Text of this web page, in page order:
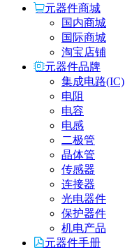
元器件商城
国内商城
国际商城
淘宝店铺
元器件品牌
集成电路(IC)
电阻
电容
电感
二极管
晶体管
传感器
连接器
光电器件
保护器件
机电产品
元器件手册